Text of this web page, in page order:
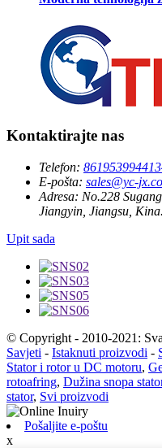
Kontaktirajte nas
Telefon:
E-pošta: sales@yc-
Adresa: No.228
Jiangyin, Jiangsu,
Upit sada
© Copyright - 2010-2021:
Savjeti - Istaknuti proizvodi -
Stator i rotor u DC motoru,
rotoafring, Dužina snopa
stator, Svi proizvodi
Pošaljite e-poštu
x